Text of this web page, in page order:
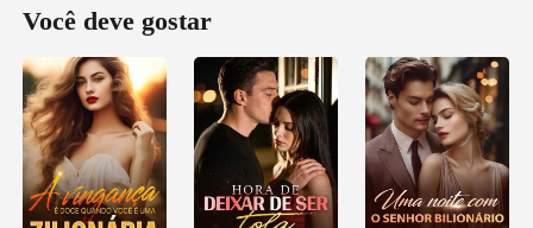
Você deve gostar